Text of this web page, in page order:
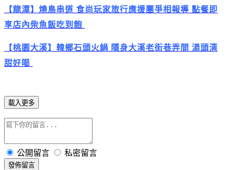
【龍潭】燒鳥串道 食尚玩家旅行應援團爭相報導 點餐即
享店內柴魚飯吃到飽
【桃園大溪】韓鄉石頭火鍋 隱身大溪老街巷弄間 湯頭清
甜好喝
載入更多
公開留言 私密留言
發佈留言